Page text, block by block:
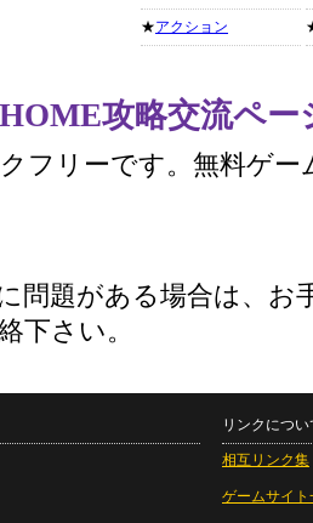
★アクション
攻略交流ペー
フリーです。無料ゲー
問題がある場合は、お
下さい。
リンクについ
相互リンク集
ゲームサイト